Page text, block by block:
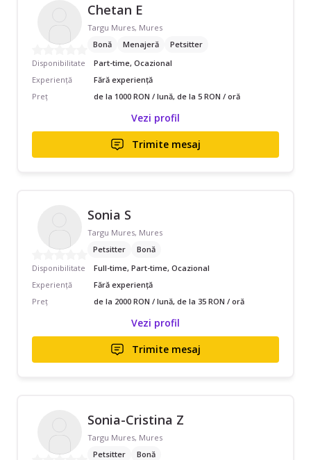
Chetan E
Targu Mures, Mures
Bonă
Menajeră
Petsitter
Disponibilitate
Part-time, Ocazional
Experiență
Fără experiență
Preț
de la 1000 RON / lună, de la 5 RON / oră
Vezi profil
Trimite mesaj
Sonia S
Targu Mures, Mures
Petsitter
Bonă
Disponibilitate
Full-time, Part-time, Ocazional
Experiență
Fără experiență
Preț
de la 2000 RON / lună, de la 35 RON / oră
Vezi profil
Trimite mesaj
Sonia-Cristina Z
Targu Mures, Mures
Petsitter
Bonă